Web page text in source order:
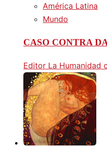
América Latina
Mundo
CASO CONTRA
Editor La Humanidad